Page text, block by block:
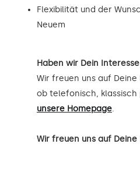
Flexibilität und der
Neuem
Haben wir Dein
Wir freuen uns auf
ob telefonisch, klassisch
unsere Homepage.
Wir freuen uns auf